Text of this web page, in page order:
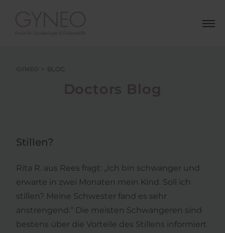
BLOG
Stillen?
Rita R. aus Rees fragt: „Ich bin schwanger und
erwarte in zwei Monaten mein Kind. Soll ich
stillen? Meine Schwester fand es sehr
anstrengend.“ Die meisten Schwangeren sind
bestens über die Vorteile des Stillens informiert